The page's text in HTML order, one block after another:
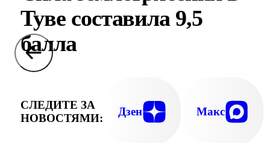
Туве составила 9,5
балла
СЛЕДИТЕ ЗА
НОВОСТЯМИ:
Дзен Макс